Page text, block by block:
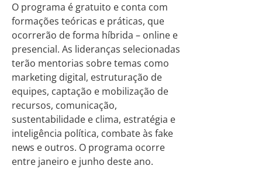
O programa é gratuito e conta com
formações teóricas e práticas, que
ocorrerão de forma híbrida – online e
presencial. As lideranças selecionadas
terão mentorias sobre temas como
marketing digital, estruturação de
equipes, captação e mobilização de
recursos, comunicação,
sustentabilidade e clima, estratégia e
inteligência política, combate às fake
news e outros. O programa ocorre
entre janeiro e junho deste ano.